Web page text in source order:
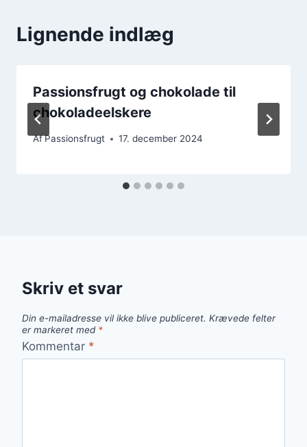
Lignende indlæg
Passionsfrugt og chokolade til
chokoladeelskere
AfPassionsfrugt 17. december 2024
Skriv et svar
Din e-mailadresse vil ikke blive publiceret. Krævede felter
er markeret med *
Kommentar *